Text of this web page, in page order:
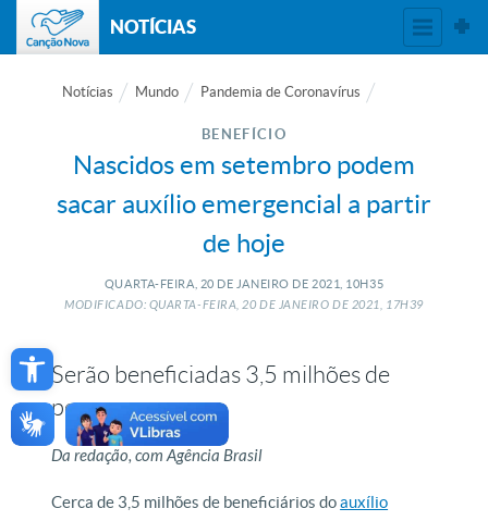
Open toolbar
NOTÍCIAS
Notícias Mundo Pandemia de Coronavírus
BENEFÍCIO
Nascidos em setembro podem
sacar auxílio emergencial a partir
de hoje
QUARTA-FEIRA, 20 DE JANEIRO DE 2021, 10H35
MODIFICADO: QUARTA-FEIRA, 20 DE JANEIRO DE 2021, 17H39
Serão beneficiadas 3,5 milhões de
pessoas
Da redação, com Agência Brasil
Cerca de 3,5 milhões de beneficiários doauxílio